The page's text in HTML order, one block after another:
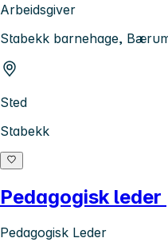
Arbeidsgiver
Stabekk barnehage,
Sted
Stabekk
Pedagogisk leder
Pedagogisk Leder